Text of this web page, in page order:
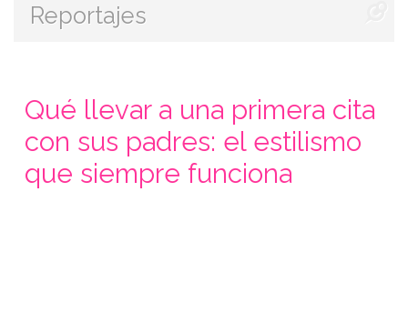
Reportajes
Qué llevar a una primera cita
con sus padres: el estilismo
que siempre funciona